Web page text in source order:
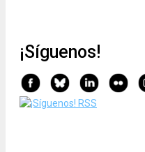
¡Síguenos!